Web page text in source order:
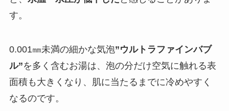
す。
0.001㎜未満の細かな気泡”ウルトラファインバブ
ル”を多く含むお湯は、泡の分だけ空気に触れる表
面積も大きくなり、肌に当たるまでに冷めやすく
なるのです。